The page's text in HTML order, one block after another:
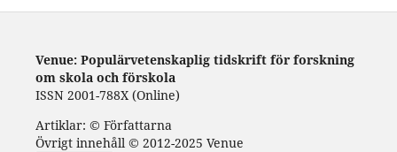
Venue: Populärvetenskaplig tidskrift för forskning
om skola och förskola
ISSN 2001-788X (Online)
Artiklar: © Författarna
Övrigt innehåll © 2012-2025 Venue